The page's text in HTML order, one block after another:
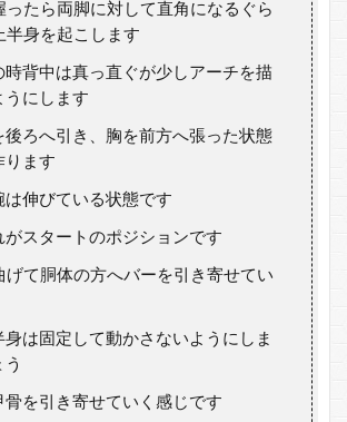
ったら両脚に対して直角になるぐら
半身を起こします
時背中は真っ直ぐが少しアーチを描
うにします
後ろへ引き、胸を前方へ張った状態
ります
は伸びている状態です
がスタートのポジションです
げて胴体の方へバーを引き寄せてい
身は固定して動かさないようにしま
う
骨を引き寄せていく感じです